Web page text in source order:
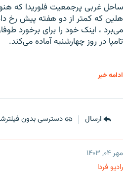
ساحل غربی پرجمعیت فلوریدا که هنوز
هلین که کمتر از دو هفته پیش رخ
می‌برد ، اینک خود را برای برخورد
تامپا در روز چهارشنبه آماده می‌کند.
ادامه خبر
ارسال دسترسی بدون
مهر ۰۴, ۱۴۰۳
رادیو فردا